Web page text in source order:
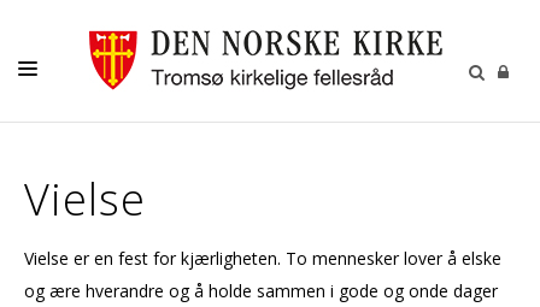
AKTIVITETER OG KONSERTER
KONFIRMASJON
Vielse
Vielse er en fest for kjærligheten. To mennesker lover å elske
og ære hverandre og å holde sammen i gode og onde dager